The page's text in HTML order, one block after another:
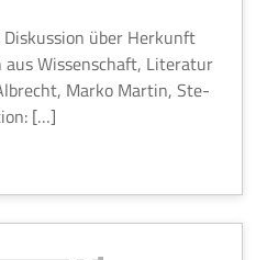
über Her­kunft
Wis­sen­schaft, Lite­ra­tur
Marko Mar­tin, Ste­
[…]